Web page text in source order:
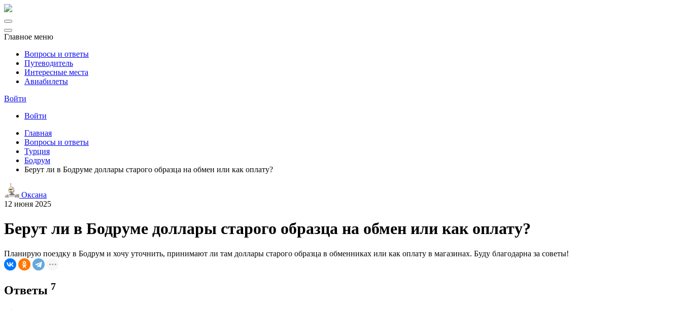
Главное меню
Вопросы и ответы
Путеводитель
Интересные места
Авиабилеты
Войти
Войти
Главная
Вопросы и ответы
Турция
Бодрум
Берут ли в Бодруме доллары старого образца на обмен или как оплату?
Оксана
12 июня 2025
Берут ли в Бодруме доллары старого образца на обмен или как оплату?
Планирую поездку в Бодрум и хочу уточнить, принимают ли там доллары старого образца в обменниках или как оплату в магазинах. Буду благодарна за советы!
Ответы 7